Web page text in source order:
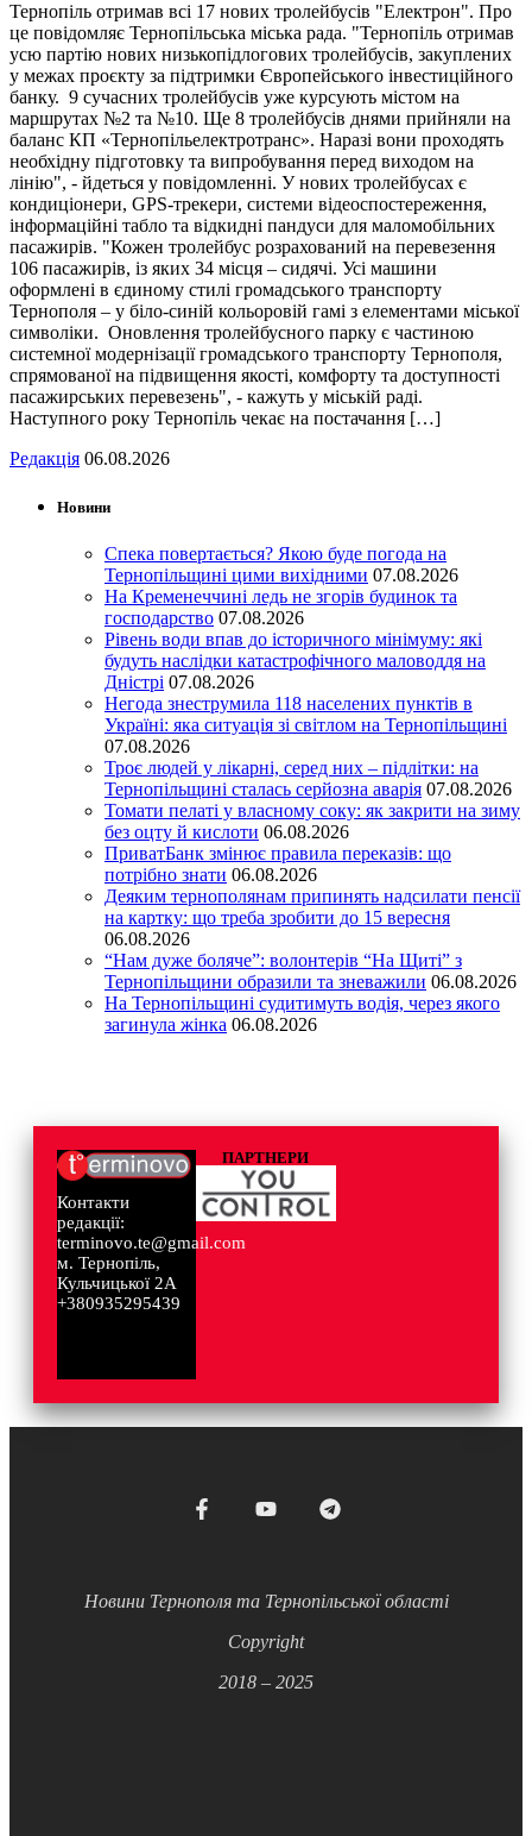
Тернопіль отримав всі 17 нових тролейбусів "Електрон". Про
це повідомляє Тернопільська міська рада. "Тернопіль отримав
усю партію нових низькопідлогових тролейбусів, закуплених
у межах проєкту за підтримки Європейського інвестиційного
банку. 9 сучасних тролейбусів уже курсують містом на
маршрутах №2 та №10. Ще 8 тролейбусів днями прийняли на
баланс КП «Тернопільелектротранс». Наразі вони проходять
необхідну підготовку та випробування перед виходом на
лінію", - йдеться у повідомленні. У нових тролейбусах є
кондиціонери, GPS-трекери, системи відеоспостереження,
інформаційні табло та відкидні пандуси для маломобільних
пасажирів. "Кожен тролейбус розрахований на перевезення
106 пасажирів, із яких 34 місця – сидячі. Усі машини
оформлені в єдиному стилі громадського транспорту
Тернополя – у біло-синій кольоровій гамі з елементами міської
символіки. Оновлення тролейбусного парку є частиною
системної модернізації громадського транспорту Тернополя,
спрямованої на підвищення якості, комфорту та доступності
пасажирських перевезень", - кажуть у міській раді.
Наступного року Тернопіль чекає на постачання […]
Редакція 06.08.2026
Новини
Спека повертається? Якою буде погода на
Тернопільщині цими вихідними 07.08.2026
На Кременеччині ледь не згорів будинок та
господарство 07.08.2026
Рівень води впав до історичного мінімуму: які
будуть наслідки катастрофічного маловоддя на
Дністрі 07.08.2026
Негода знеструмила 118 населених пунктів в
Україні: яка ситуація зі світлом на Тернопільщині
07.08.2026
Троє людей у лікарні, серед них – підлітки: на
Тернопільщині сталась серйозна аварія 07.08.2026
Томати пелаті у власному соку: як закрити на зиму
без оцту й кислоти 06.08.2026
ПриватБанк змінює правила переказів: що
потрібно знати 06.08.2026
Деяким тернополянам припинять надсилати пенсії
на картку: що треба зробити до 15 вересня
06.08.2026
“Нам дуже боляче”: волонтерів “На Щиті” з
Тернопільщини образили та зневажили 06.08.2026
На Тернопільщині судитимуть водія, через якого
загинула жінка 06.08.2026
Контакти
редакції:
terminovo.te@gmail.com
м. Тернопіль,
Кульчицької 2А
+380935295439
ПАРТНЕРИ
Новини Тернополя та Тернопільської області
Copyright
2018 – 2025